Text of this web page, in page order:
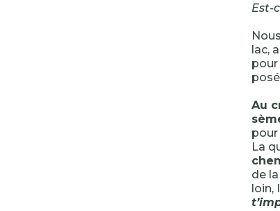
Est-
lac,
pour
Au
pour
La
de
loin,